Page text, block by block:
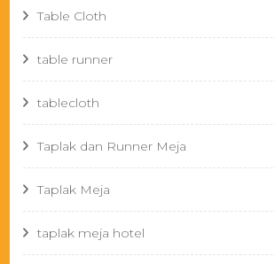
Table Cloth
table runner
tablecloth
Taplak dan Runner Meja
Taplak Meja
taplak meja hotel